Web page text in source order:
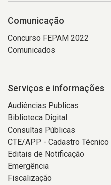
Comunicação
Concurso FEPAM 2022
Comunicados
Serviços e informações
Audiências Publicas
Biblioteca Digital
Consultas Públicas
CTE/APP - Cadastro Técnico
Editais de Notificação
Emergência
Fiscalização